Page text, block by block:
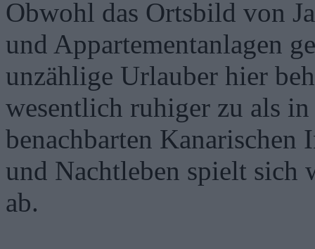
Obwohl das Ortsbild von
und Appartementanlagen
unzählige Urlauber hier
wesentlich ruhiger zu als
benachbarten Kanarischen
und Nachtleben spielt sich
ab.